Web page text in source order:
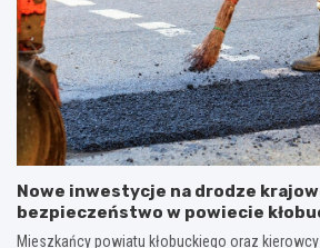
Nowe inwestycje na drodze
bezpieczeństwo w powiecie
Mieszkańcy powiatu kłobuckiego oraz